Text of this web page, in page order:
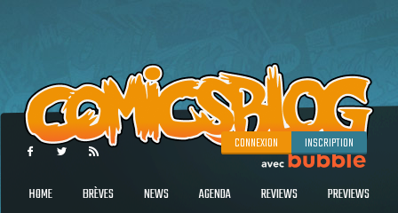
CONNEXION INSCRIPTION
HOME BRÈVES NEWS AGENDA REVIEWS PREVIEWS